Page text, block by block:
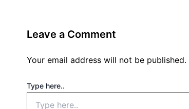
Leave a Comment
Your email address will not be published.
Type here..